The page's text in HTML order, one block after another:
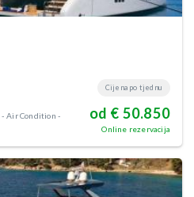
Air Condition
Cijena po tjednu
od € 50.850
Online rezervacija